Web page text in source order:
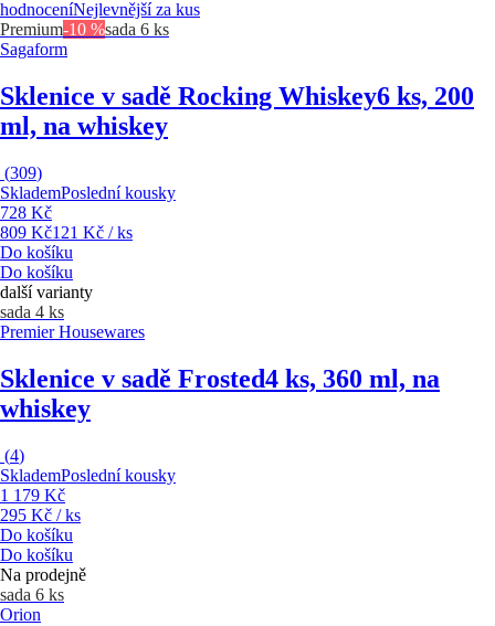
hodnoceníNejlevnější za kus
Premium-10 %sada 6 ks
Sagaform
Sklenice v sadě Rocking Whiskey6 ks, 200
ml, na whiskey
(309)
SklademPoslední kousky
728 Kč
809 Kč121 Kč / ks
Do košíku
Do košíku
další varianty
sada 4 ks
Premier Housewares
Sklenice v sadě Frosted4 ks, 360 ml, na
whiskey
(4)
SklademPoslední kousky
1 179 Kč
295 Kč / ks
Do košíku
Do košíku
Na prodejně
sada 6 ks
Orion